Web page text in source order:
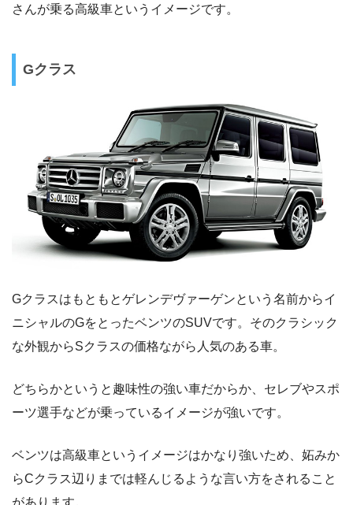
さんが乗る高級車というイメージです。
Gクラス
Gクラスはもともとゲレンデヴァーゲンという名前からイ
ニシャルのGをとったベンツのSUVです。そのクラシック
な外観からSクラスの価格ながら人気のある車。
どちらかというと趣味性の強い車だからか、セレブやスポ
ーツ選手などが乗っているイメージが強いです。
ベンツは高級車というイメージはかなり強いため、妬みか
らCクラス辺りまでは軽んじるような言い方をされること